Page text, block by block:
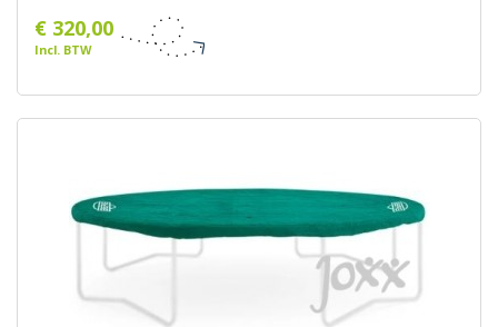
€ 320,00
Incl. BTW